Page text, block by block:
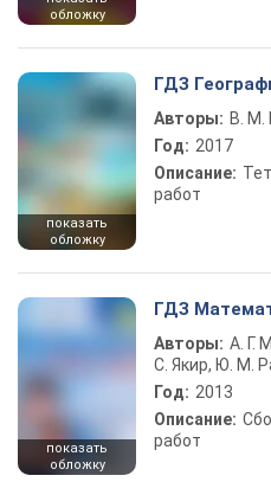
обложку
показать
обложку
ГДЗ
Авторы: В. М.
Год: 2017
Описание:
работ
показать
обложку
ГДЗ
Авторы: А. Г.
С. Якир, Ю. М.
Год: 2013
Описание:
работ